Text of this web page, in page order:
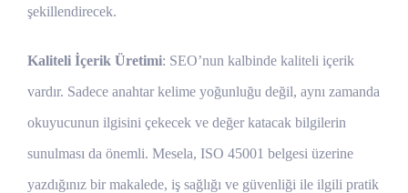
şekillendirecek.
Kaliteli İçerik Üretimi: SEO’nun kalbinde kaliteli içerik
vardır. Sadece anahtar kelime yoğunluğu değil, aynı zamanda
okuyucunun ilgisini çekecek ve değer katacak bilgilerin
sunulması da önemli. Mesela, ISO 45001 belgesi üzerine
yazdığınız bir makalede, iş sağlığı ve güvenliği ile ilgili pratik